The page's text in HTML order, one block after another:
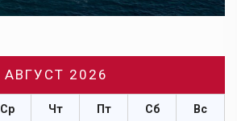
АВГУСТ 2026
Ср Чт Пт Сб Вс